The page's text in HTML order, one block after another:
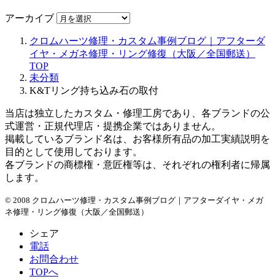
アーカイブ
クロムハーツ修理・カスタム事例ブログ｜アフターダ
イヤ・メガネ修理・リング修復（大阪／全国郵送）
TOP
未分類
K&Tリング持ち込み石の取付
当店は独立したカスタム・修理工房であり、各ブランドの公
式運営・正規代理店・提携企業ではありません。
掲載しているブランド名は、お客様所有品の加工実績説明を
目的として使用しております。
各ブランドの商標権・意匠権等は、それぞれの権利者に帰属
します。
© 2008 クロムハーツ修理・カスタム事例ブログ｜アフターダイヤ・メガ
ネ修理・リング修復（大阪／全国郵送）
シェア
電話
お問合わせ
TOPへ